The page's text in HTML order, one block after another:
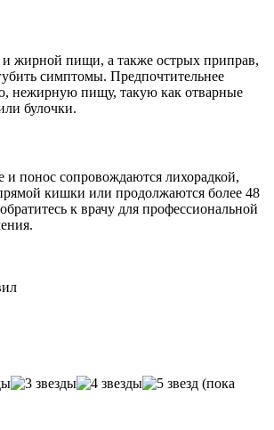
и жирной пищи, а также острых приправ,
симптомы. Предпочтительнее
нежирную пищу, такую как отварные
булочки.
и понос сопровождаются лихорадкой,
кишки или продолжаются более 48
к врачу для профессиональной
(пока